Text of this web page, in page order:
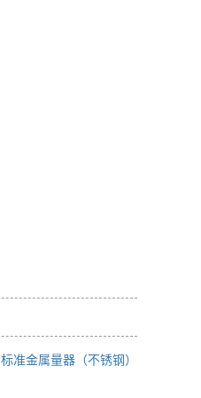
标准金属量器（不锈钢）